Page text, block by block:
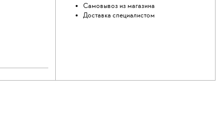
Самовывоз из магазина
Доставка специалистом